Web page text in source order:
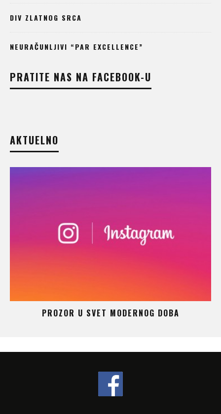
DIV ZLATNOG SRCA
NEURAČUNLJIVI “PAR EXCELLENCE”
PRATITE NAS NA FACEBOOK-U
AKTUELNO
PROZOR U SVET MODERNOG DOBA